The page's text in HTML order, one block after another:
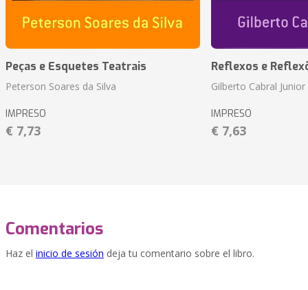
Peças e Esquetes Teatrais
Peterson Soares da Silva
IMPRESO
€ 7,73
Reflexos e
Gilberto Cabral Junior
IMPRESO
€ 7,63
Comentarios
Haz el inicio de sesión deja tu comentario sobre el libro.